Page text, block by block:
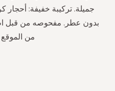
جميلة. تركيبة خفيفة: أحجار
بدون عطر. مفحوصه من قبل
من